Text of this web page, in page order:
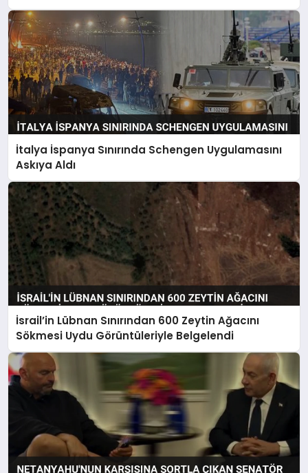
İtalya İspanya Sınırında Schengen Uygulamasını
Askıya Aldı
İsrail’in Lübnan Sınırından 600 Zeytin Ağacını
Sökmesi Uydu Görüntüleriyle Belgelendi